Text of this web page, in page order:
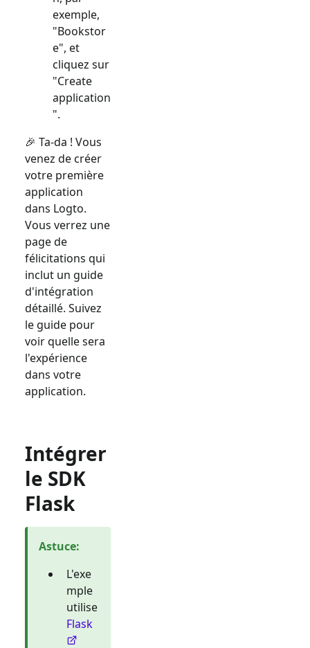
exemple,
"Bookstor
e", et
cliquez sur
"Create
application
".
🎉 Ta-da ! Vous
venez de créer
votre première
application
dans Logto.
Vous verrez une
page de
félicitations qui
inclut un guide
d'intégration
détaillé. Suivez
le guide pour
voir quelle sera
l'expérience
dans votre
application.
Intégrer
le SDK
Flask
Astuce:
L'exe
mple
utilise
Flask